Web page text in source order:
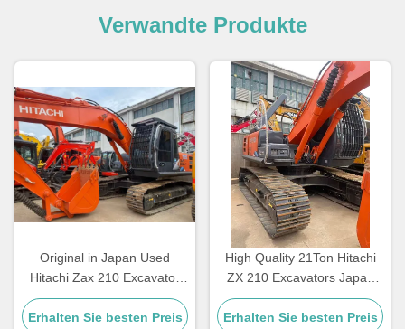
Verwandte Produkte
Original in Japan Used
Hitachi Zax 210 Excavator
Hitachi Zx120 ZX200
Excavator on Sale
Erhalten Sie besten Preis
High Quality 21Ton Hitachi
ZX 210 Excavators Japan
Original 210 Earth-Moving
Hydraulic Machinery Used
Erhalten Sie besten Preis